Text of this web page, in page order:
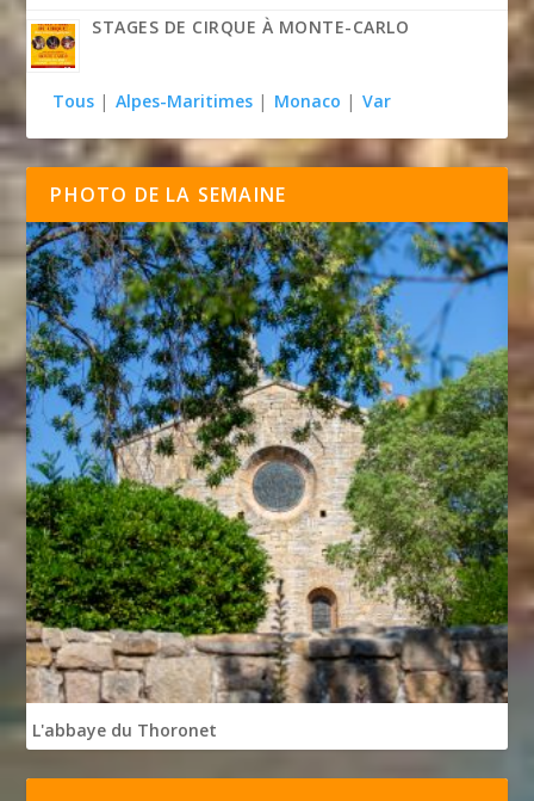
STAGES DE CIRQUE À MONTE-CARLO
Tous | Alpes-Maritimes | Monaco | Var
PHOTO DE LA SEMAINE
L'abbaye du Thoronet